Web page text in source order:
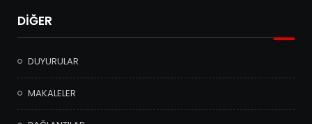
DİĞER
DUYURULAR
MAKALELER